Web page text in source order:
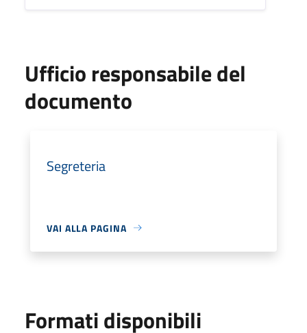
Ufficio responsabile del
documento
Segreteria
VAI ALLA PAGINA
Formati disponibili